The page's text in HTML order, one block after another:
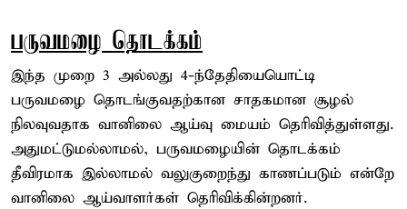
பருவமழை தொடக்கம்
இந்த முறை 3 அல்லது 4-ந்தேதியையொட்டி
பருவமழை தொடங்குவதற்கான சாதகமான சூழல்
நிலவுவதாக வானிலை ஆய்வு மையம் தெரிவித்துள்ளது.
அதுமட்டுமல்லாமல், பருவமழையின் தொடக்கம்
தீவிரமாக இல்லாமல் வலுகுறைந்து காணப்படும் என்றே
வானிலை ஆய்வாளர்கள் தெரிவிக்கின்றனர்.